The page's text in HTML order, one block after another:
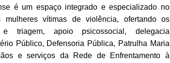
é um espaço integrado e especializado no
mulheres vítimas de violência, ofertando os
triagem, apoio psicossocial, delegacia
Público, Defensoria Pública, Patrulha Maria
e serviços da Rede de Enfrentamento à